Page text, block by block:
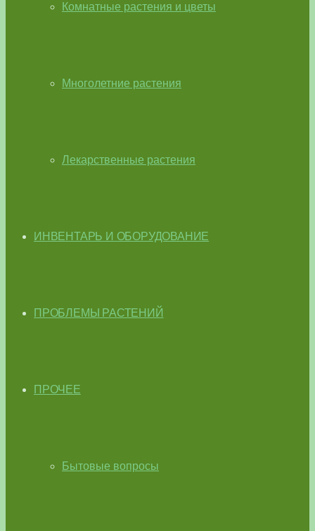
Комнатные растения и цветы
Многолетние растения
Лекарственные растения
ИНВЕНТАРЬ И ОБОРУДОВАНИЕ
ПРОБЛЕМЫ РАСТЕНИЙ
ПРОЧЕЕ
Бытовые вопросы